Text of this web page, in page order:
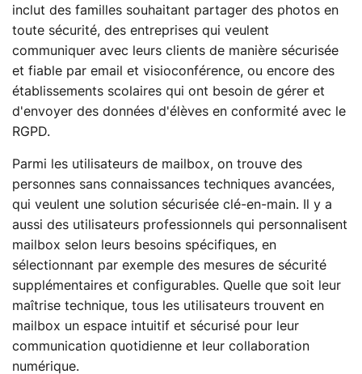
inclut des familles souhaitant partager des photos en
toute sécurité, des entreprises qui veulent
communiquer avec leurs clients de manière sécurisée
et fiable par email et visioconférence, ou encore des
établissements scolaires qui ont besoin de gérer et
d'envoyer des données d'élèves en conformité avec le
RGPD.
Parmi les utilisateurs de mailbox, on trouve des
personnes sans connaissances techniques avancées,
qui veulent une solution sécurisée clé-en-main. Il y a
aussi des utilisateurs professionnels qui personnalisent
mailbox selon leurs besoins spécifiques, en
sélectionnant par exemple des mesures de sécurité
supplémentaires et configurables. Quelle que soit leur
maîtrise technique, tous les utilisateurs trouvent en
mailbox un espace intuitif et sécurisé pour leur
communication quotidienne et leur collaboration
numérique.